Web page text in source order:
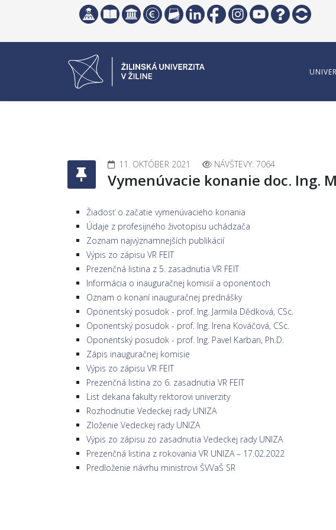
11. OKTÓBER 2021 NÁVŠTEVY: 7064
Vymenúvacie konanie doc. Ing.
Žiadosť o začatie vymenúvacieho konania
Údaje z profesijného životopisu uchádzača
Zoznam najvýznamnejších publikácií
Výpis zo zápisu VR FEIT
Prezenčná listina z 5. zasadnutia VR FEIT
Informácia o inauguračnej komisií a oponentoch
Oznam o konaní inauguračnej prednášky
Oponentský posudok - prof. Ing. Jarmila Dědková, CSc.
Oponentský posudok - prof. Ing. Irena Kováčová, CSc.
Oponentský posudok - prof. Ing. Pavel Karban, Ph.D.
Zápis inauguračnej komisie
Výpis zo zápisu VR FEIT
Prezenčná listina zo 6. zasadnutia VR FEIT
List dekana fakulty rektorovi univerzity
Rozhodnutie Vedeckej rady UNIZA
Zloženie Vedeckej rady UNIZA
Výpis zo zápisu zo zasadnutia Vedeckej rady UNIZA
Prezenčná listina z rokovania VR UNIZA – 17.02.2022
Predloženie návrhu ministrovi ŠVVaŠ SR